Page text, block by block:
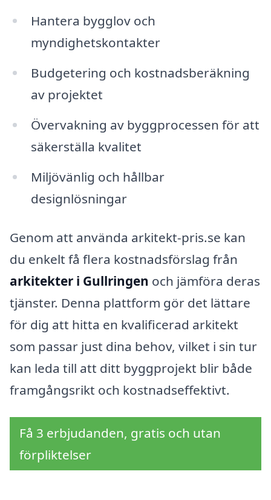
Hantera bygglov och
myndighetskontakter
Budgetering och kostnadsberäkning
av projektet
Övervakning av byggprocessen för att
säkerställa kvalitet
Miljövänlig och hållbar
designlösningar
Genom att använda arkitekt-pris.se kan
du enkelt få flera kostnadsförslag från
arkitekter i Gullringen och jämföra deras
tjänster. Denna plattform gör det lättare
för dig att hitta en kvalificerad arkitekt
som passar just dina behov, vilket i sin tur
kan leda till att ditt byggprojekt blir både
framgångsrikt och kostnadseffektivt.
Få 3 erbjudanden, gratis och utan
förpliktelser